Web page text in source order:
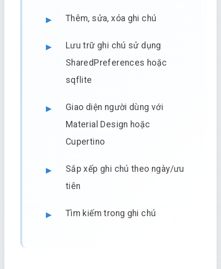
Thêm, sửa, xóa ghi chú
Lưu trữ ghi chú sử dụng
SharedPreferences hoặc
sqflite
Giao diện người dùng với
Material Design hoặc
Cupertino
Sắp xếp ghi chú theo ngày/ưu
tiên
Tìm kiếm trong ghi chú